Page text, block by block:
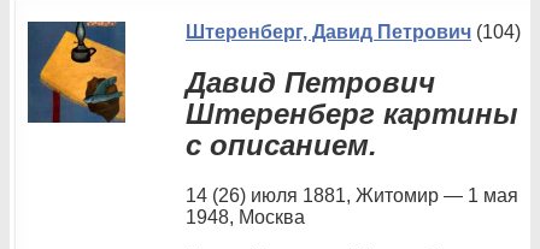
Штеренберг, Давид Петрович (104)
Давид Петрович
Штеренберг картины
с описанием.
14 (26) июля 1881, Житомир — 1 мая
1948, Москва